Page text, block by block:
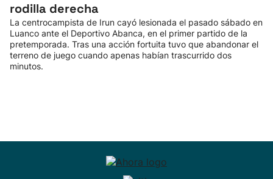
rodilla derecha
La centrocampista de Irun cayó lesionada el pasado sábado en
Luanco ante el Deportivo Abanca, en el primer partido de la
pretemporada. Tras una acción fortuita tuvo que abandonar el
terreno de juego cuando apenas habían trascurrido dos
minutos.